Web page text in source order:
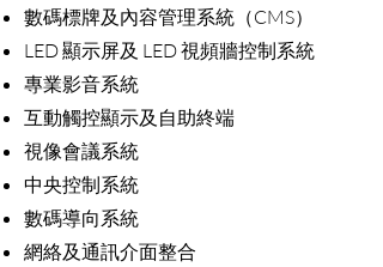
數碼標牌及內容管理系統（CMS）
LED 顯示屏及 LED 視頻牆控制系統
專業影音系統
互動觸控顯示及自助終端
視像會議系統
中央控制系統
數碼導向系統
網絡及通訊介面整合